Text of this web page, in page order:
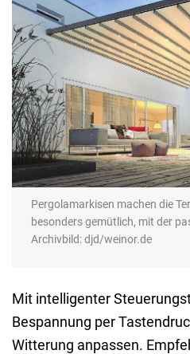
Pergolamarkisen machen die
besonders gemütlich, mit der
Archivbild: djd/weinor.de
Mit intelligenter
Bespannung per
Witterung anpassen.